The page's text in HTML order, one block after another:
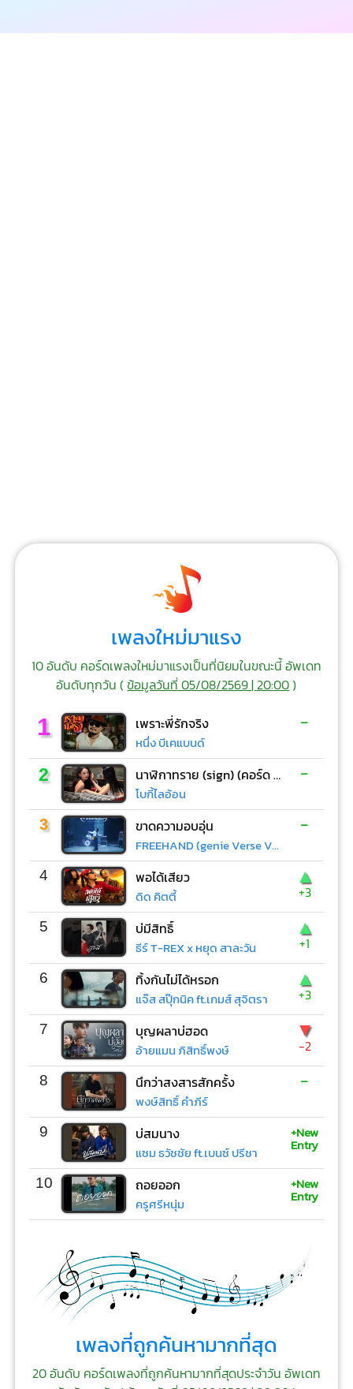
เพลงใหม่มาแรง
10 อันดับ คอร์ดเพลงใหม่มาแรงเป็นที่นิยมในขณะนี้ อัพเดท
อันดับทุกวัน (ข้อมูลวันที่ 05/08/2569 | 20:00)
1 เพราะพี่รักจริง
หนึ่ง บีเคแบนด์
-
2 นาฬิกาทราย (sign) (คอร์ด ง่ายๆ)
โบกี้ไลอ้อน
-
3 ขาดความอบอุ่น
FREEHAND (genie Verse Vol.1)
-
4 พอได้เสียว
ดิด คิตตี้
▲
+3
5 บ่มีสิทธิ์
ธีร์ T-REX x หยุด สาละวัน
▲
+1
6 ทิ้งกันไม่ได้หรอก
แจ๊ส สปุ๊กนิค ft.เกมส์ สุจิตรา
▲
+3
7 บุญผลาบ่ฮอด
อ้ายแมน ภิสิทธิ์พงษ์
▼
-2
8 นึกว่าสงสารสักครั้ง
พงษ์สิทธิ์ คำภีร์
-
9 บ่สมนาง
แซม ธวัชชัย ft.เบนซ์ ปรีชา
+New
Entry
10 ถอยออก
ครูศรีหนุ่ม
+New
Entry
เพลงที่ถูกค้นหามากที่สุด
20 อันดับ คอร์ดเพลงที่ถูกค้นหามากที่สุดประจำวัน อัพเดท